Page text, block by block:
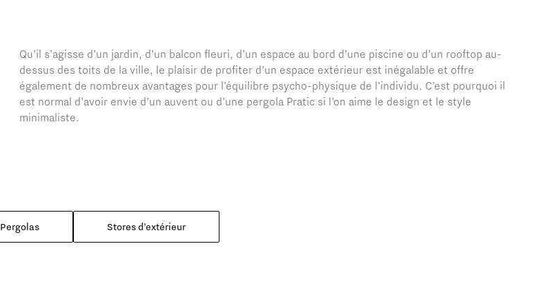
Qu’il s’agisse d’un jardin, d’un balcon fleuri, d’un espace au bord d’une piscine ou d’un rooftop au-
dessus des toits de la ville, le plaisir de profiter d’un espace extérieur est inégalable et offre
également de nombreux avantages pour l’équilibre psycho-physique de l’individu. C’est pourquoi il
est normal d’avoir envie d’un auvent ou d’une pergola Pratic si l’on aime le design et le style
minimaliste.
Pergolas Stores d’extérieur